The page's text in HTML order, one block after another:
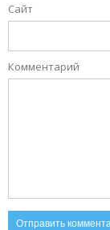
Сайт
Комментарий